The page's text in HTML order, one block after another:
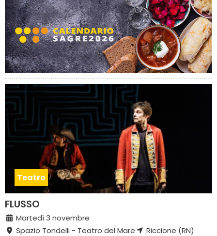
Teatro
FLUSSO
Martedì 3 novembre
Spazio Tondelli - Teatro del Mare
Riccione (RN)